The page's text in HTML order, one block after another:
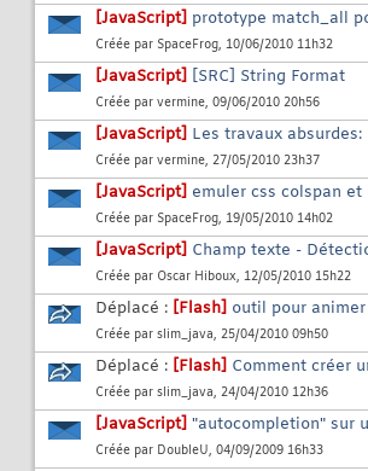
[JavaScript] prototype match_all
Créée par SpaceFrog, 10/06/2010 11h32
[JavaScript] [SRC] String Format
Créée par vermine, 09/06/2010 20h56
[JavaScript] Les travaux
Créée par vermine, 27/05/2010 23h37
[JavaScript] emuler css colspan et
Créée par SpaceFrog, 19/05/2010 14h02
[JavaScript] Champ texte -
Créée par Oscar Hiboux, 12/05/2010 15h22
Déplacé : [Flash] outil pour
Créée par slim_java, 25/04/2010 09h50
Déplacé : [Flash] Comment créer
Créée par slim_java, 24/04/2010 12h36
[JavaScript] "autocompletion" sur
Créée par DoubleU, 04/09/2009 16h33